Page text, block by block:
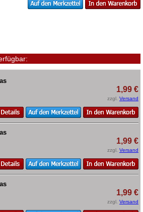
1,99 €
zzgl. Versand
1,99 €
zzgl. Versand
1,99 €
zzgl. Versand